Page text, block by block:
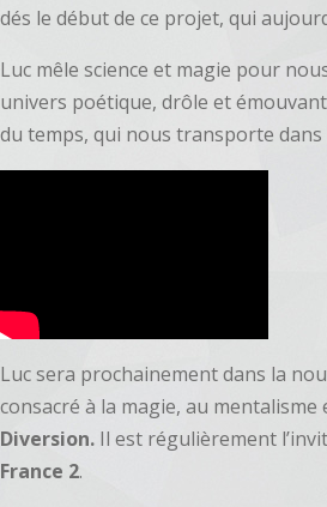
dés le début de ce projet, qui
Luc mêle science et magie pour
univers poétique, drôle et
du temps, qui nous transporte
Luc sera prochainement dans la
consacré à la magie, au mentalisme
Diversion. Il est régulièrement
France 2.